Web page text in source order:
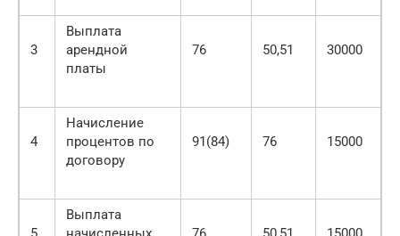
3
Выплата
арендной
платы
76 50,51 30000
4
Начисление
процентов по
договору
91(84) 76 15000
Выплата